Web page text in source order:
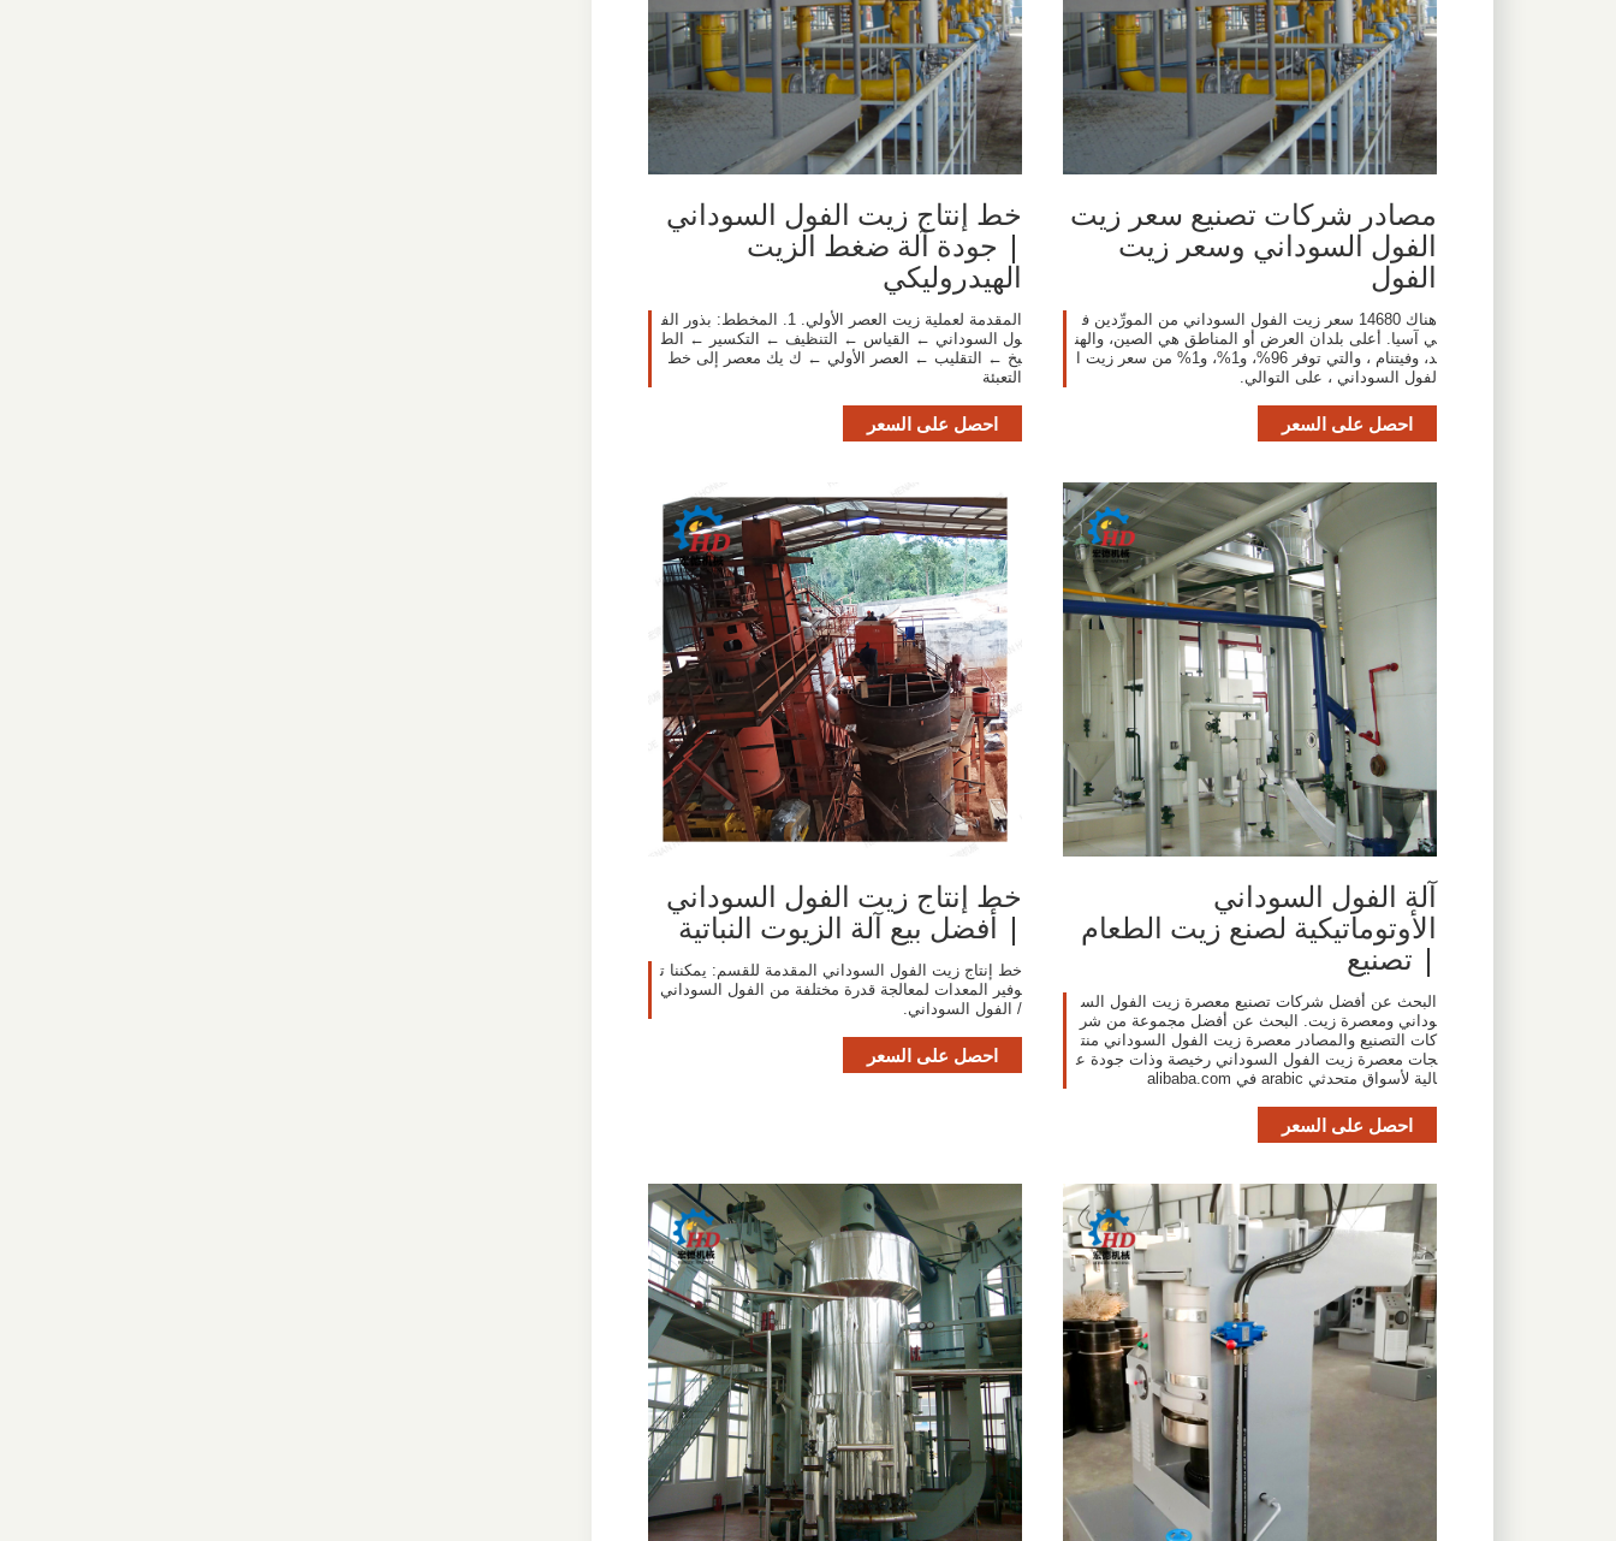
مصادر شركات تصنيع سعر زيت
الفول السوداني وسعر زيت
الفول
هناك 14680 سعر زيت الفول السوداني من المورِّدين ف
ي آسيا. أعلى بلدان العرض أو المناطق هي الصين، والهن
د، وفيتنام ، والتي توفر 96%، و1%، و1% من سعر زيت ا
لفول السوداني ، على التوالي.
احصل على السعر
خط إنتاج زيت الفول السوداني
| جودة آلة ضغط الزيت
الهيدروليكي
المقدمة لعملية زيت العصر الأولي. 1. المخطط: بذور الف
ول السوداني ← القياس ← التنظيف ← التكسير ← الط
بخ ← التقليب ← العصر الأولي ← ك يك معصر إلى خط
التعبئة
احصل على السعر
آلة الفول السوداني
الأوتوماتيكية لصنع زيت الطعام
| تصنيع
البحث عن أفضل شركات تصنيع معصرة زيت الفول الس
وداني ومعصرة زيت. البحث عن أفضل مجموعة من شر
كات التصنيع والمصادر معصرة زيت الفول السوداني منت
جات معصرة زيت الفول السوداني رخيصة وذات جودة ع
الية لأسواق متحدثي arabic في alibaba.com
احصل على السعر
خط إنتاج زيت الفول السوداني
| أفضل بيع آلة الزيوت النباتية
خط إنتاج زيت الفول السوداني المقدمة للقسم: يمكننا ت
وفير المعدات لمعالجة قدرة مختلفة من الفول السوداني
/ الفول السوداني.
احصل على السعر